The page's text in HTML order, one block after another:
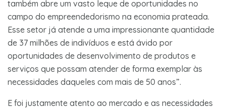
também abre um vasto leque de oportunidades no
campo do empreendedorismo na economia prateada.
Esse setor já atende a uma impressionante quantidade
de 37 milhões de indivíduos e está ávido por
oportunidades de desenvolvimento de produtos e
serviços que possam atender de forma exemplar às
necessidades daqueles com mais de 50 anos”.
E foi justamente atento ao mercado e as necessidades